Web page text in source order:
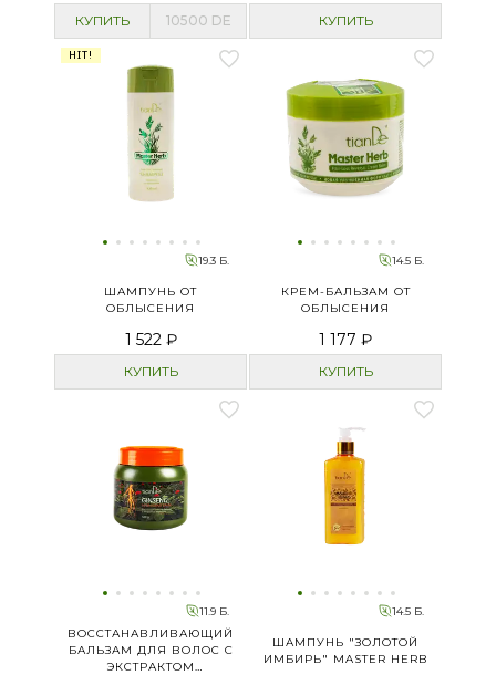
КУПИТЬ 10500 DE КУПИТЬ
HIT!
19.3 Б.
ШАМПУНЬ ОТ
ОБЛЫСЕНИЯ
1 522 ₽
КУПИТЬ
14.5 Б.
КРЕМ-БАЛЬЗАМ ОТ
ОБЛЫСЕНИЯ
1 177 ₽
КУПИТЬ
11.9 Б.
ВОССТАНАВЛИВАЮЩИЙ
БАЛЬЗАМ ДЛЯ ВОЛОС С
ЭКСТРАКТОМ
14.5 Б.
ШАМПУНЬ "ЗОЛОТОЙ
ИМБИРЬ" MASTER HERB